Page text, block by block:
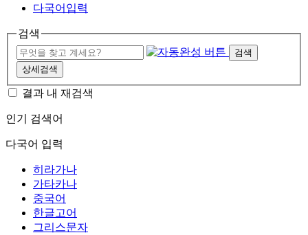
다국어입력
검색
검색
상세검색
결과 내 재검색
인기 검색어
다국어 입력
히라가나
가타카나
중국어
한글고어
그리스문자